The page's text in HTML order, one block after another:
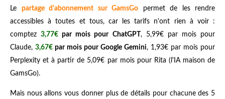
Le partage d'abonnement sur GamsGo permet de les rendre
accessibles à toutes et tous, car les tarifs n'ont rien à voir :
comptez3,77€ par mois pour ChatGPT , 5,99€ par mois pour
Claude, 3,67€ par mois pour Google Gemini, 1,93€ par mois pour
Perplexity et à partir de 5,09€ par mois pour Rita (l'IA maison de
GamsGo).
Mais nous allons vous donner plus de détails pour chacune des 5